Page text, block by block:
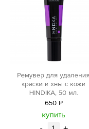
Ремувер для удаления
краски и хны с кожи
HINDIKA, 50 мл.
650 Р
уб.
купить